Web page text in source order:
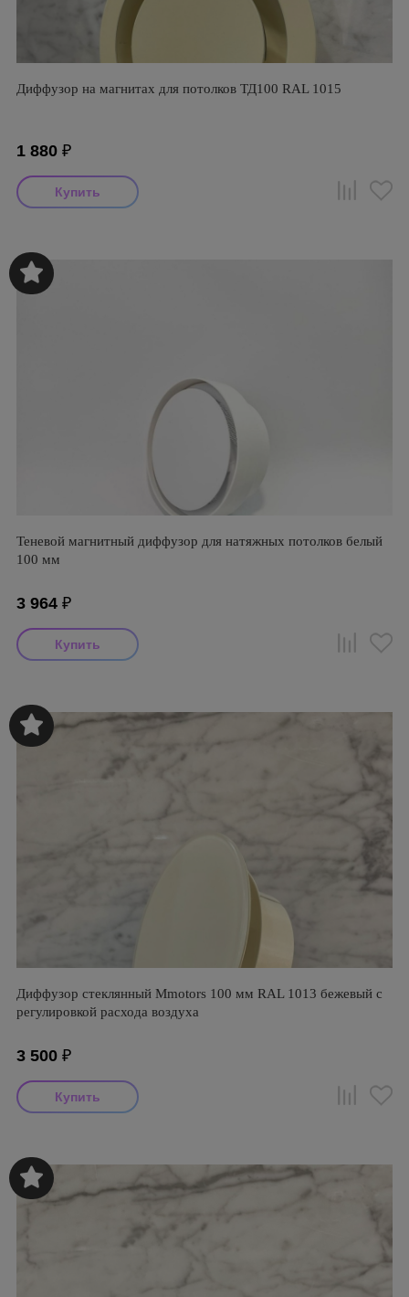
Диффузор на магнитах для потолков ТД100 RAL 1015
1 880 ₽
Теневой магнитный диффузор для натяжных потолков белый
100 мм
3 964 ₽
Диффузор стеклянный Mmotors 100 мм RAL 1013 бежевый с
регулировкой расхода воздуха
3 500 ₽